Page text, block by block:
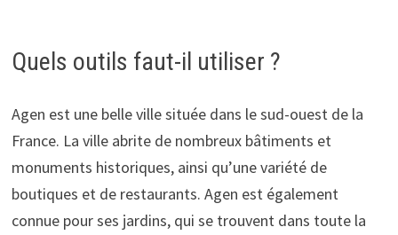
Quels outils faut-il utiliser ?
Agen est une belle ville située dans le sud-ouest de la
France. La ville abrite de nombreux bâtiments et
monuments historiques, ainsi qu’une variété de
boutiques et de restaurants. Agen est également
connue pour ses jardins, qui se trouvent dans toute la